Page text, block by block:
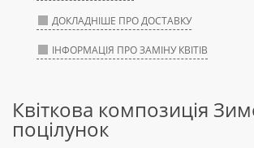
ДОКЛАДНІШЕ ПРО ДОСТАВКУ
ІНФОРМАЦІЯ ПРО ЗАМІНУ КВІТІВ
Квіткова композиція
поцілунок